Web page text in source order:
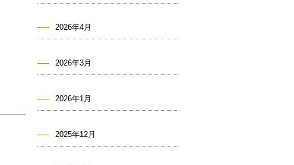
2026年4月
2026年3月
2026年1月
2025年12月